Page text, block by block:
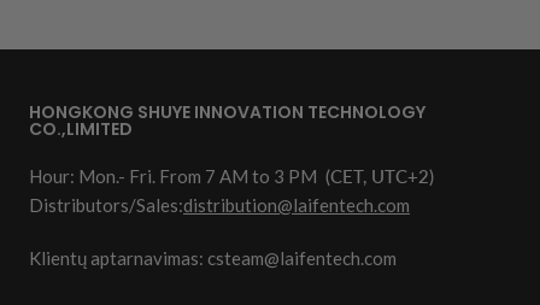
HONGKONG SHUYE INNOVATION TECHNOLOGY
CO.,LIMITED
Hour: Mon.- Fri. From 7 AM to 3 PM (CET, UTC+2)
Distributors/Sales:distribution@laifentech.com
Klientų aptarnavimas: csteam@laifentech.com